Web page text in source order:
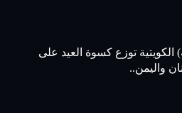
الكويتية توزع كسوة العيد على
واليمن..